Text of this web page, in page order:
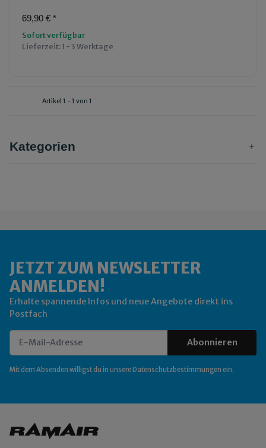
69,90 € *
Sofort verfügbar
Lieferzeit:1 - 3 Werktage
Artikel 1 - 1 von 1
Kategorien
JETZT ZUM NEWSLETTER
ANMELDEN!
Erhalte spannende Infos und neue Angebote direkt ins
Postfach
Abonnieren
Mit dem Absenden willigst du in unsere Datenschutzbestimmungen ein.